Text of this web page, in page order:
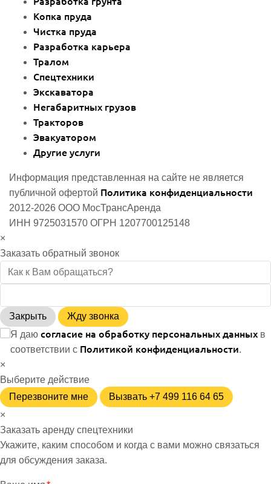
Копка пруда
Чистка пруда
Разработка карьера
Тралом
Спецтехники
Экскаватора
Негабаритных грузов
Тракторов
Эвакуатором
Другие услуги
Информация представленная на сайте не является
публичной офертой Политика конфиденциальности
2012-2026 ООО МосТрансАренда
ИНН 9725031570 ОГРН 1207700125148
×
Заказать обратный звонок
Закрыть
Жду звонка
Я даю согласие на обработку персональных данных в
соответствии с Политикой конфиденциальности.
×
Выберите действие
Перезвоните мне
Вызвать +7 499 116 64 65
×
Заказать аренду спецтехники
Укажите, каким способом и когда с вами можно связаться
для обсуждения заказа.